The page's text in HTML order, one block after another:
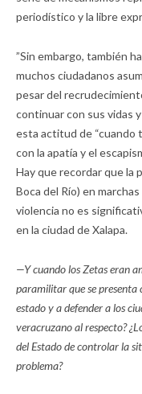
periodístico y la libre
”Sin embargo, también
muchos ciudadanos
pesar del
continuar con sus vidas
esta actitud de “cuando
con la apatía y el
Hay que recordar que la
Boca del Río) en
violencia no es
en la ciudad de Xalapa.
—Y cuando los Zetas eran
paramilitar que se presenta
estado y a defender a los
veracruzano al respecto?
del Estado de controlar la
problema?